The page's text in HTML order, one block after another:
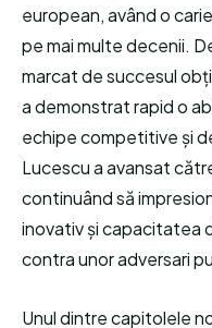
european, având o
pe mai multe decenii.
marcat de succesul
a demonstrat rapid o
echipe competitive și
Lucescu a avansat
continuând să
inovativ și capacitatea
contra unor adversari
Unul dintre capitolele